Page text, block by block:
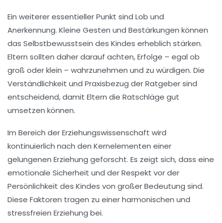
Ein weiterer essentieller Punkt sind Lob und
Anerkennung. Kleine Gesten und Bestärkungen können
das Selbstbewusstsein des Kindes erheblich stärken.
Eltern sollten daher darauf achten, Erfolge – egal ob
groß oder klein – wahrzunehmen und zu würdigen. Die
Verständlichkeit und Praxisbezug der Ratgeber sind
entscheidend, damit Eltern die Ratschläge gut
umsetzen können.
Im Bereich derErziehungswissenschaft wird
kontinuierlich nach den Kernelementen einer
gelungenen Erziehung geforscht. Es zeigt sich, dass eine
emotionale Sicherheit und der Respekt vor der
Persönlichkeit des Kindes von großer Bedeutung sind.
Diese Faktoren tragen zu einer harmonischen und
stressfreien Erziehung bei.